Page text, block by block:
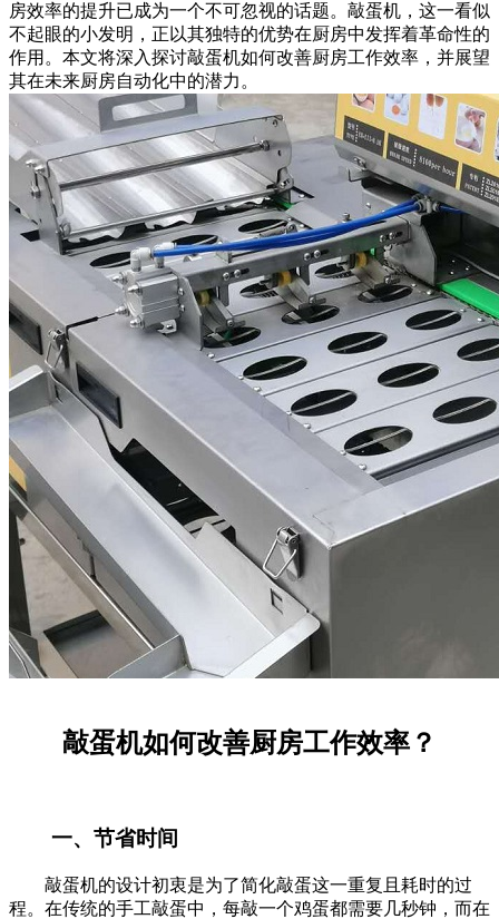
房效率的提升已成为一个不可忽视的话题。敲蛋机，这一看似
不起眼的小发明，正以其独特的优势在厨房中发挥着革命性的
作用。本文将深入探讨敲蛋机如何改善厨房工作效率，并展望
其在未来厨房自动化中的潜力。
敲蛋机如何改善厨房工作效率？
一、节省时间
敲蛋机的设计初衷是为了简化敲蛋这一重复且耗时的过
程。在传统的手工敲蛋中，每敲一个鸡蛋都需要几秒钟，而在